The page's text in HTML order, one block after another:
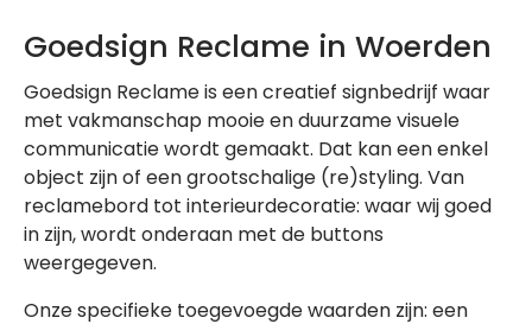
Goedsign Reclame in Woerden
Goedsign Reclame is een creatief signbedrijf waar
met vakmanschap mooie en duurzame visuele
communicatie wordt gemaakt. Dat kan een enkel
object zijn of een grootschalige (re)styling. Van
reclamebord tot interieurdecoratie: waar wij goed
in zijn, wordt onderaan met de buttons
weergegeven.
Onze specifieke toegevoegde waarden zijn: een